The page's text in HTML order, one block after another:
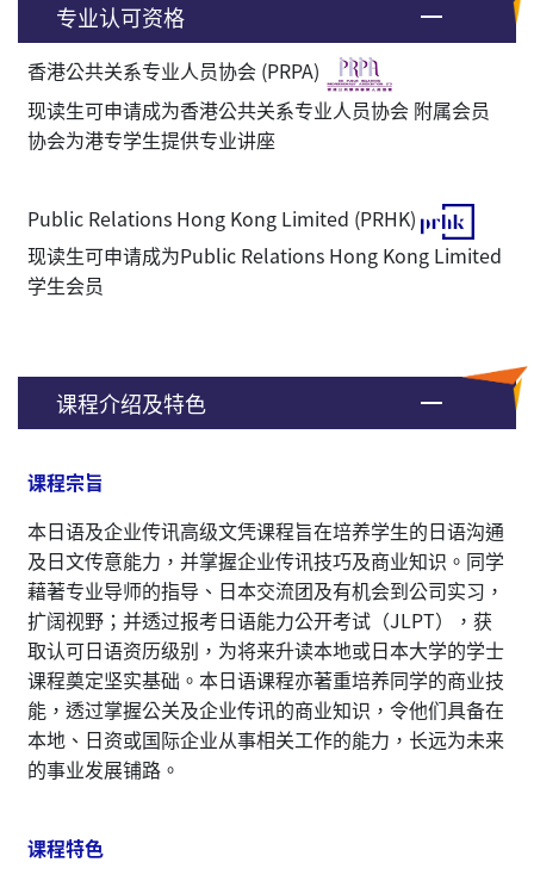
专业认可资格
香港公共关系专业人员协会 (PRPA)
现读生可申请成为香港公共关系专业人员协会 附属会员
协会为港专学生提供专业讲座
Public Relations Hong Kong Limited (PRHK)
现读生可申请成为Public Relations Hong Kong Limited
学生会员
课程介绍及特色
课程宗旨
本日语及企业传讯高级文凭课程旨在培养学生的日语沟通
及日文传意能力，并掌握企业传讯技巧及商业知识。同学
藉著专业导师的指导、日本交流团及有机会到公司实习，
扩阔视野；并透过报考日语能力公开考试（JLPT），获
取认可日语资历级别，为将来升读本地或日本大学的学士
课程奠定坚实基础。本日语课程亦著重培养同学的商业技
能，透过掌握公关及企业传讯的商业知识，令他们具备在
本地、日资或国际企业从事相关工作的能力，长远为未来
的事业发展铺路。
课程特色